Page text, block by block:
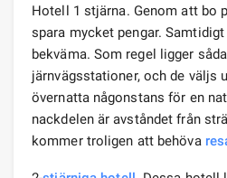
Hotell 1 stjärna. Genom att bo
spara mycket pengar.
bekväma. Som regel ligger
järnvägsstationer, och de väljs
övernatta någonstans för en
nackdelen är avståndet från
kommer troligen att behöva